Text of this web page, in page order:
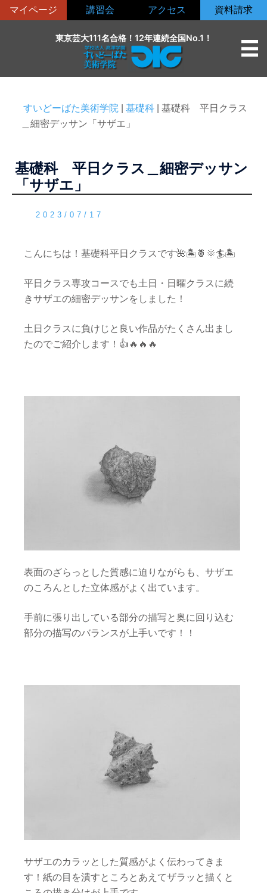
ン
マイページ 講習会 アクセス 資料請求
東京芸大111名合格！12年連続全国No.1！
すいどーばた美術学院 基礎科
基礎科 平日クラス
＿細密デッサン「サザエ」
基礎科 平日クラス＿細密デッサン
「サザエ」
2023/07/17
こんにちは！基礎科平日クラスです🌺🏝🍍🌞🏄🏝
平日クラス専攻コースでも土日・日曜クラスに続
きサザエの細密デッサンをしました！
土日クラスに負けじと良い作品がたくさん出まし
たのでご紹介します！👍🔥🔥🔥
表面のざらっとした質感に迫りながらも、サザエ
のころんとした立体感がよく出ています。
手前に張り出している部分の描写と奥に回り込む
部分の描写のバランスが上手いです！！
サザエのカラッとした質感がよく伝わってきま
す！紙の目を潰すところとあえてザラッと描くと